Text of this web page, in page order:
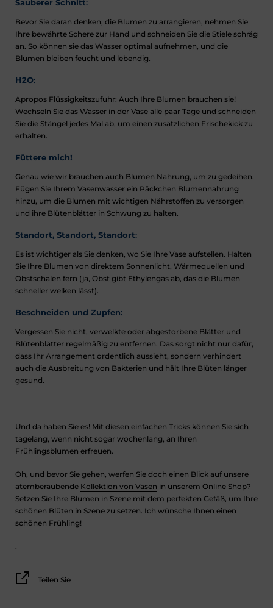
Sauberer Schnitt:
Bevor Sie daran denken, die Blumen zu arrangieren, nehmen Sie
Ihre bewährte Schere zur Hand und schneiden Sie die Stiele schräg
an. So können sie das Wasser optimal aufnehmen, und die
Blumen bleiben feucht und lebendig.
H2O:
Apropos Flüssigkeitszufuhr: Auch Ihre Blumen brauchen sie!
Wechseln Sie das Wasser in der Vase alle paar Tage und schneiden
Sie die Stängel jedes Mal ab, um einen zusätzlichen Frischekick zu
erhalten.
Füttere mich!
Genau wie wir brauchen auch Blumen Nahrung, um zu gedeihen.
Fügen Sie Ihrem Vasenwasser ein Päckchen Blumennahrung
hinzu, um die Blumen mit wichtigen Nährstoffen zu versorgen
und ihre Blütenblätter in Schwung zu halten.
Standort, Standort, Standort:
Es ist wichtiger als Sie denken, wo Sie Ihre Vase aufstellen. Halten
Sie Ihre Blumen von direktem Sonnenlicht, Wärmequellen und
Obstschalen fern (ja, Obst gibt Ethylengas ab, das die Blumen
schneller welken lässt).
Beschneiden und Zupfen:
Vergessen Sie nicht, verwelkte oder abgestorbene Blätter und
Blütenblätter regelmäßig zu entfernen. Das sorgt nicht nur dafür,
dass Ihr Arrangement ordentlich aussieht, sondern verhindert
auch die Ausbreitung von Bakterien und hält Ihre Blüten länger
gesund.
Und da haben Sie es! Mit diesen einfachen Tricks können Sie sich
tagelang, wenn nicht sogar wochenlang, an Ihren
Frühlingsblumen erfreuen.
Oh, und bevor Sie gehen, werfen Sie doch einen Blick auf unsere
atemberaubende Kollektion von Vasen in unserem Online Shop?
Setzen Sie Ihre Blumen in Szene mit dem perfekten Gefäß, um Ihre
schönen Blüten in Szene zu setzen. Ich wünsche Ihnen einen
schönen Frühling!
.
Teilen Sie